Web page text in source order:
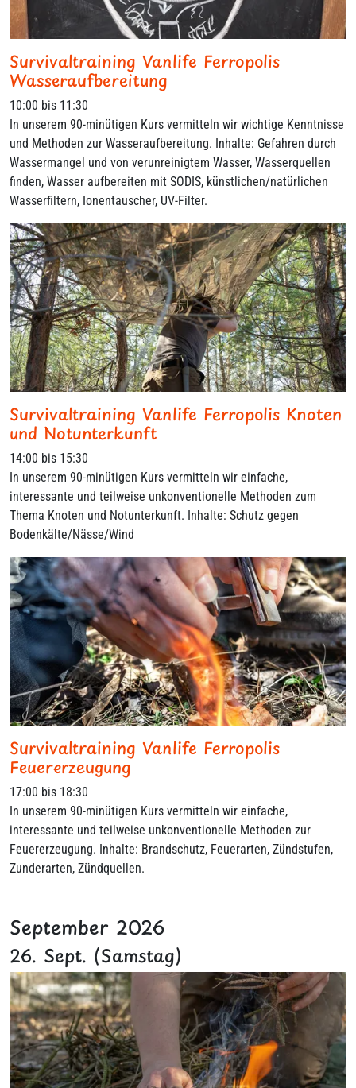
Survivaltraining Vanlife Ferropolis
Wasseraufbereitung
10:00 bis 11:30
In unserem 90-minütigen Kurs vermitteln wir wichtige Kenntnisse
und Methoden zur Wasseraufbereitung. Inhalte: Gefahren durch
Wassermangel und von verunreinigtem Wasser, Wasserquellen
finden, Wasser aufbereiten mit SODIS, künstlichen/natürlichen
Wasserfiltern, Ionentauscher, UV-Filter.
Survivaltraining Vanlife Ferropolis Knoten
und Notunterkunft
14:00 bis 15:30
In unserem 90-minütigen Kurs vermitteln wir einfache,
interessante und teilweise unkonventionelle Methoden zum
Thema Knoten und Notunterkunft. Inhalte: Schutz gegen
Bodenkälte/Nässe/Wind
Survivaltraining Vanlife Ferropolis
Feuererzeugung
17:00 bis 18:30
In unserem 90-minütigen Kurs vermitteln wir einfache,
interessante und teilweise unkonventionelle Methoden zur
Feuererzeugung. Inhalte: Brandschutz, Feuerarten, Zündstufen,
Zunderarten, Zündquellen.
September 2026
26. Sept. (Samstag)